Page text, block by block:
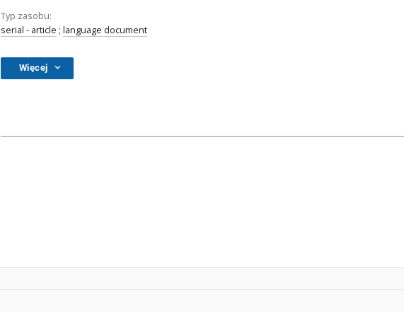
Typ zasobu:
serial - article ; language document
Więcej